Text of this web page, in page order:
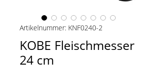
Artikelnummer: KNF0240-2
KOBE Fleischmesser
24 cm